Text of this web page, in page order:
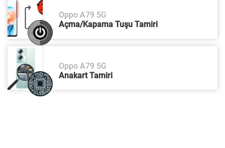
Oppo A79 5G
Açma/Kapama Tuşu Tamiri
Oppo A79 5G
Anakart Tamiri